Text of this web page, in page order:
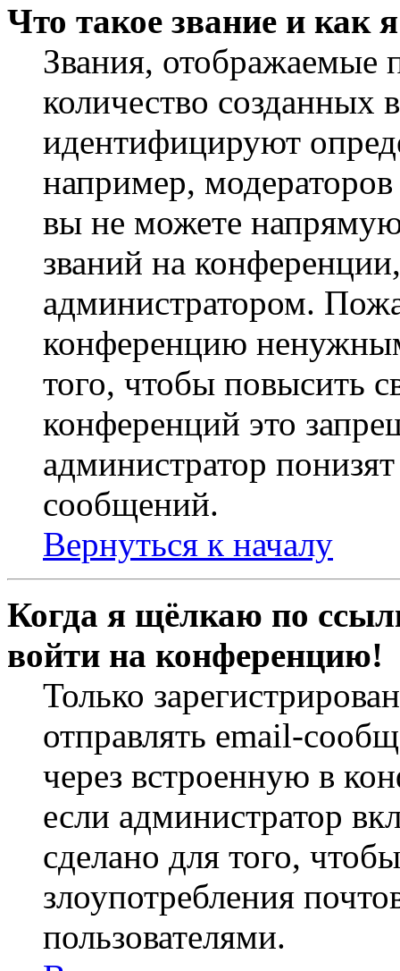
Что такое звание и как
Звания,
количество
идентифицируют
например,
вы не можете
званий на
администратором.
конференцию
того, чтобы повысить
конференций это
администратор
сообщений.
Вернуться к началу
Когда я щёлкаю по
войти на конференцию!
Только
отправлять email-
через встроенную в
если администратор
сделано для того,
злоупотребления
пользователями.